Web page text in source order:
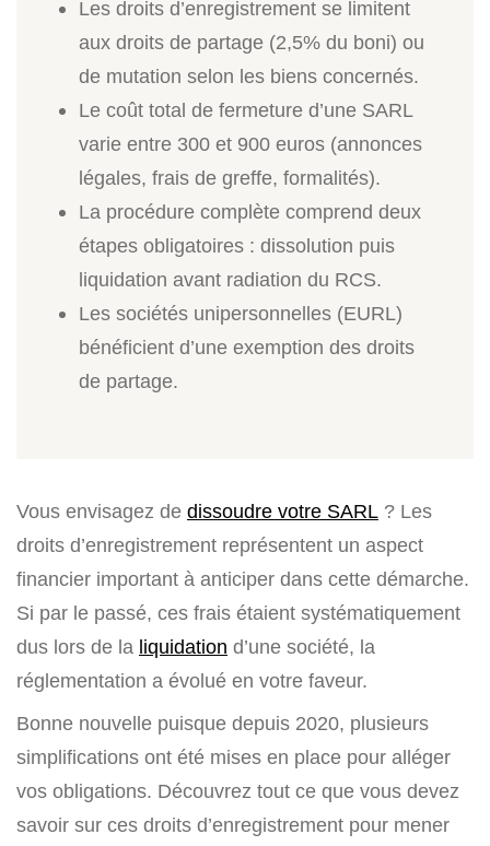
Les droits d’enregistrement se limitent
aux droits de partage (2,5% du boni) ou
de mutation selon les biens concernés.
Le coût total de fermeture d’une SARL
varie entre 300 et 900 euros (annonces
légales, frais de greffe, formalités).
La procédure complète comprend deux
étapes obligatoires : dissolution puis
liquidation avant radiation du RCS.
Les sociétés unipersonnelles (EURL)
bénéficient d’une exemption des droits
de partage.
Vous envisagez de dissoudre votre SARL ? Les
droits d’enregistrement représentent un aspect
financier important à anticiper dans cette démarche.
Si par le passé, ces frais étaient systématiquement
dus lors de la liquidation d’une société, la
réglementation a évolué en votre faveur.
Bonne nouvelle puisque depuis 2020, plusieurs
simplifications ont été mises en place pour alléger
vos obligations. Découvrez tout ce que vous devez
savoir sur ces droits d’enregistrement pour mener